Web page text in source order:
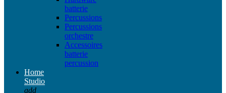
batterie
Percussions
Percussions
orchestre
Accessoires
batterie
percussion
Home
Studio
add